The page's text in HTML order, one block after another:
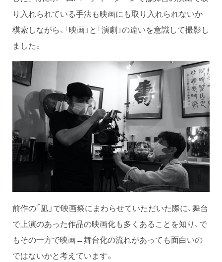
り入れられている手法も映画にも取り入れられないか
模索しながら、「映画」と「演劇」の違いを意識して撮影し
ました。
前作の「凪」で映画祭にまわらせていただいた際に、舞台
で上演のあった作品の映画化も多くあることを知り、で
もその一方で映画→舞台化の流れがあっても面白いの
ではないかと考えています。